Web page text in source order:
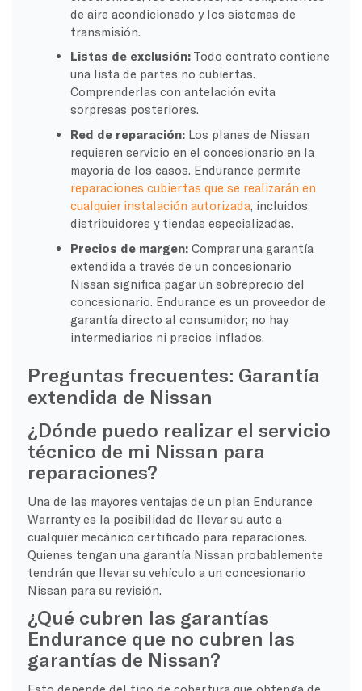
de aire acondicionado y los sistemas de
transmisión.
Listas de exclusión: Todo contrato contiene
una lista de partes no cubiertas.
Comprenderlas con antelación evita
sorpresas posteriores.
Red de reparación: Los planes de Nissan
requieren servicio en el concesionario en la
mayoría de los casos. Endurance permite
reparaciones cubiertas que se realizarán en
cualquier instalación autorizada, incluidos
distribuidores y tiendas especializadas.
Precios de margen: Comprar una garantía
extendida a través de un concesionario
Nissan significa pagar un sobreprecio del
concesionario. Endurance es un proveedor de
garantía directo al consumidor; no hay
intermediarios ni precios inflados.
Preguntas frecuentes: Garantía
extendida de Nissan
¿Dónde puedo realizar el servicio
técnico de mi Nissan para
reparaciones?
Una de las mayores ventajas de un plan Endurance
Warranty es la posibilidad de llevar su auto a
cualquier mecánico certificado para reparaciones.
Quienes tengan una garantía Nissan probablemente
tendrán que llevar su vehículo a un concesionario
Nissan para su revisión.
¿Qué cubren las garantías
Endurance que no cubren las
garantías de Nissan?